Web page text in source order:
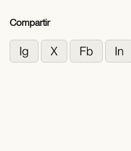
Compartir